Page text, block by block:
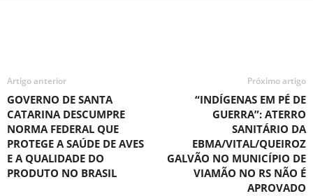
Artigo anterior
GOVERNO DE SANTA
CATARINA DESCUMPRE
NORMA FEDERAL QUE
PROTEGE A SAÚDE DE AVES
E A QUALIDADE DO
PRODUTO NO BRASIL
Próximo artigo
“INDÍGENAS EM PÉ DE
GUERRA”: ATERRO
SANITÁRIO DA
EBMA/VITAL/QUEIROZ
GALVÃO NO MUNICÍPIO DE
VIAMÃO NO RS NÃO É
APROVADO